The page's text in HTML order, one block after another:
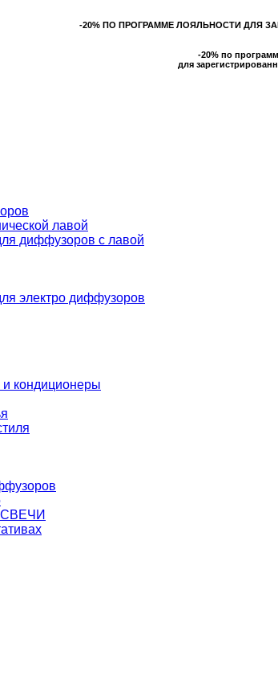
-20% ПО ПРОГРАММЕ ЛОЯЛЬНОСТИ ДЛЯ
-20% по
для
лавой
диффузоров с лавой
электро диффузоров
и кондиционеры